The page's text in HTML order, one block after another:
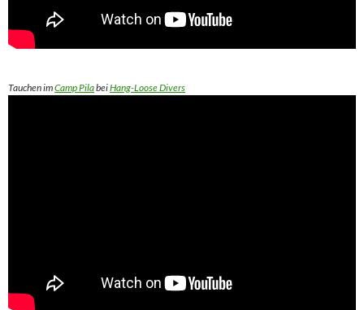
Tauchen imCamp PilabeiHang-Loose Divers